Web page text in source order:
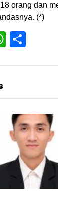
orang dan
(*)